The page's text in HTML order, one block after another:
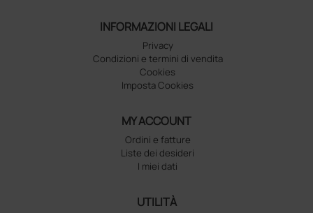
INFORMAZIONI LEGALI
Privacy
Condizioni e termini di vendita
Cookies
Imposta Cookies
MY ACCOUNT
Ordini e fatture
Liste dei desideri
I miei dati
UTILITÀ